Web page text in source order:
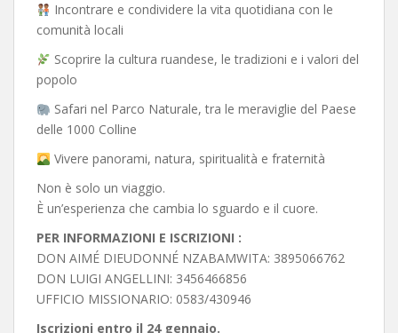
Incontrare e condividere la vita quotidiana con le
comunità locali
Scoprire la cultura ruandese, le tradizioni e i valori del
popolo
Safari nel Parco Naturale, tra le meraviglie del Paese
delle 1000 Colline
Vivere panorami, natura, spiritualità e fraternità
Non è solo un viaggio.
È un’esperienza che cambia lo sguardo e il cuore.
PER INFORMAZIONI E ISCRIZIONI :
DON AIMÉ DIEUDONNÉ NZABAMWITA: 3895066762
DON LUIGI ANGELLINI: 3456466856
UFFICIO MISSIONARIO: 0583/430946
Iscrizioni entro il 24 gennaio.